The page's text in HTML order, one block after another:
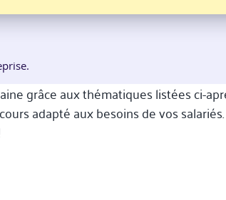
grâce aux thématiques listées ci-
adapté aux besoins de vos